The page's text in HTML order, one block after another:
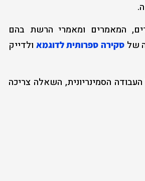
המאמרים ומאמרי הרשת בהם
של סקירה ספרותית לדוגמא ולדייק
הסמינריונית, השאלה צריכה